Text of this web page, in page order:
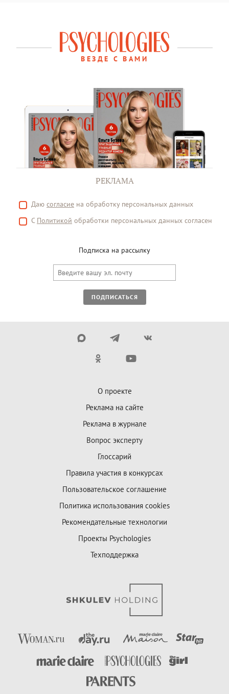
ВЕЗДЕ С ВАМИ
РЕКЛАМА
Даю согласие на обработку персональных данных
С Политикой обработки персональных данных согласен
Подписка на рассылку
ПОДПИСАТЬСЯ
О проекте
Реклама на сайте
Реклама в журнале
Вопрос эксперту
Глоссарий
Правила участия в конкурсах
Пользовательское соглашение
Политика использования cookies
Рекомендательные технологии
Проекты Psychologies
Техподдержка